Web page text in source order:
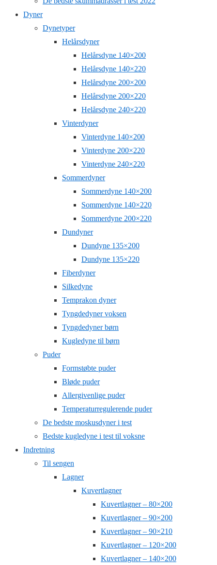
Dyner
Dynetyper
Helårsdyner
Helårsdyne 140×200
Helårsdyne 140×220
Helårsdyne 200×200
Helårsdyne 200×220
Helårsdyne 240×220
Vinterdyner
Vinterdyne 140×200
Vinterdyne 200×220
Vinterdyne 240×220
Sommerdyner
Sommerdyne 140×200
Sommerdyne 140×220
Sommerdyne 200×220
Dundyner
Dundyne 135×200
Dundyne 135×220
Fiberdyner
Silkedyne
Temprakon dyner
Tyngdedyner voksen
Tyngdedyner børn
Kugledyne til børn
Puder
Formstøbte puder
Bløde puder
Allergivenlige puder
Temperaturregulerende puder
De bedste moskusdyner i test
Bedste kugledyne i test til voksne
Indretning
Til sengen
Lagner
Kuvertlagner
Kuvertlagner – 80×200
Kuvertlagner – 90×200
Kuvertlagner – 90×210
Kuvertlagner – 120×200
Kuvertlagner – 140×200